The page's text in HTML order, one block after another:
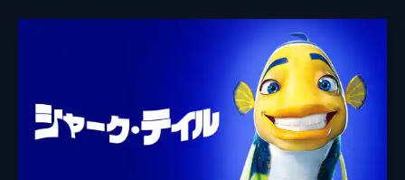
ジョシュ・ハッチャーソン
クリス・コッポラ
レスリー・ゼメキス
監督 ロバート・ゼメキス
ロバート・ゼメキス